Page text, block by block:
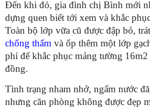
Đến khi đó, gia đình chị Bình mới
dựng quen biết tới xem và khắc
Toàn bộ lớp vữa cũ được đập bỏ,
chống thấm và ốp thêm một lớp
phí để khắc phục mảng tường
đồng.
Tình trạng nham nhở, ngấm nước
nhưng căn phòng không được đẹp